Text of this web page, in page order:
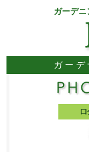
ガーデニ
ガー